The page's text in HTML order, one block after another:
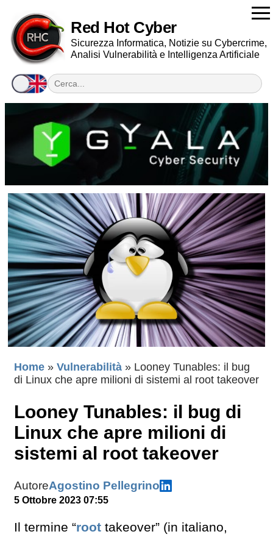
Red Hot Cyber
Sicurezza Informatica, Notizie su Cybercrime,
Analisi Vulnerabilità e Intelligenza Artificiale
Home » Vulnerabilità » Looney Tunables: il bug
di Linux che apre milioni di sistemi al root takeover
Looney Tunables: il bug di
Linux che apre milioni di
sistemi al root takeover
AutoreAgostino Pellegrino
5 Ottobre 2023 07:55
Il termine “root takeover” (in italiano,